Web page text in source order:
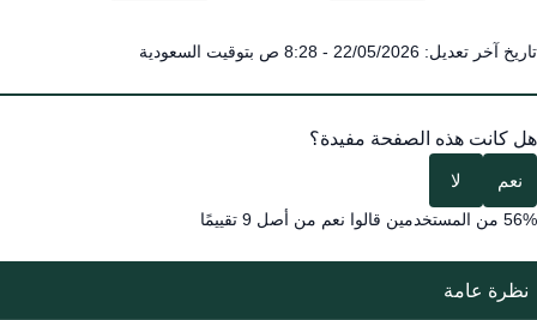
تاريخ آخر تعديل: 22/05/2026 - 8:28 ص بتوقيت السعودية
هل كانت هذه الصفحة مفيدة؟
نعم لا
56% من المستخدمين قالوا نعم من أصل 9 تقييمًا
نظرة عامة